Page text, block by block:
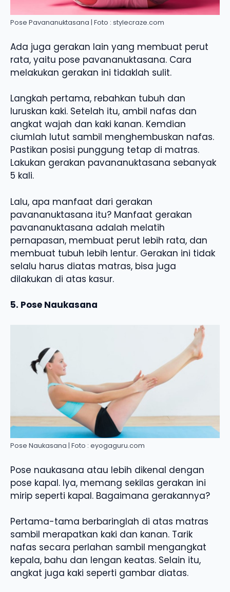
Pose Pavananuktasana | Foto : stylecraze.com
Ada juga gerakan lain yang membuat perut
rata, yaitu pose pavananuktasana. Cara
melakukan gerakan ini tidaklah sulit.
Langkah pertama, rebahkan tubuh dan
luruskan kaki. Setelah itu, ambil nafas dan
angkat wajah dan kaki kanan. Kemdian
ciumlah lutut sambil menghembuskan nafas.
Pastikan posisi punggung tetap di matras.
Lakukan gerakan pavananuktasana sebanyak
5 kali.
Lalu, apa manfaat dari gerakan
pavananuktasana itu? Manfaat gerakan
pavananuktasana adalah melatih
pernapasan, membuat perut lebih rata, dan
membuat tubuh lebih lentur. Gerakan ini tidak
selalu harus diatas matras, bisa juga
dilakukan di atas kasur.
5. Pose Naukasana
Pose Naukasana | Foto : eyogaguru.com
Pose naukasana atau lebih dikenal dengan
pose kapal. Iya, memang sekilas gerakan ini
mirip seperti kapal. Bagaimana gerakannya?
Pertama-tama berbaringlah di atas matras
sambil merapatkan kaki dan kanan. Tarik
nafas secara perlahan sambil mengangkat
kepala, bahu dan lengan keatas. Selain itu,
angkat juga kaki seperti gambar diatas.